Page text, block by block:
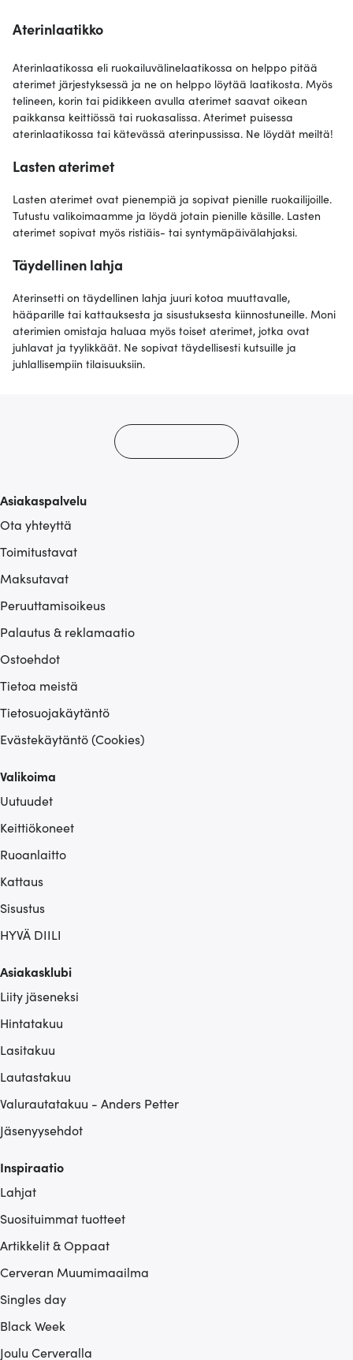
Aterinlaatikko
Aterinlaatikossa eli ruokailuvälinelaatikossa on helppo pitää
aterimet järjestyksessä ja ne on helppo löytää laatikosta. Myös
telineen, korin tai pidikkeen avulla aterimet saavat oikean
paikkansa keittiössä tai ruokasalissa. Aterimet puisessa
aterinlaatikossa tai kätevässä aterinpussissa. Ne löydät meiltä!
Lasten aterimet
Lasten aterimet ovat pienempiä ja sopivat pienille ruokailijoille.
Tutustu valikoimaamme ja löydä jotain pienille käsille. Lasten
aterimet sopivat myös ristiäis- tai syntymäpäivälahjaksi.
Täydellinen lahja
Aterinsetti on täydellinen lahja juuri kotoa muuttavalle,
hääparille tai kattauksesta ja sisustuksesta kiinnostuneille. Moni
aterimien omistaja haluaa myös toiset aterimet, jotka ovat
juhlavat ja tyylikkäät. Ne sopivat täydellisesti kutsuille ja
juhlallisempiin tilaisuuksiin.
Asiakaspalvelu
Ota yhteyttä
Toimitustavat
Maksutavat
Peruuttamisoikeus
Palautus & reklamaatio
Ostoehdot
Tietoa meistä
Tietosuojakäytäntö
Evästekäytäntö (Cookies)
Valikoima
Uutuudet
Keittiökoneet
Ruoanlaitto
Kattaus
Sisustus
HYVÄ DIILI
Asiakasklubi
Liity jäseneksi
Hintatakuu
Lasitakuu
Lautastakuu
Valurautatakuu - Anders Petter
Jäsenyysehdot
Inspiraatio
Lahjat
Suosituimmat tuotteet
Artikkelit & Oppaat
Cerveran Muumimaailma
Singles day
Black Week
Joulu Cerveralla